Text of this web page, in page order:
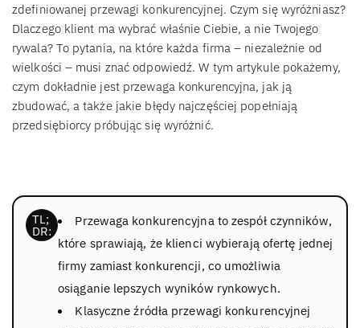
zdefiniowanej przewagi konkurencyjnej. Czym się wyróżniasz?
Dlaczego klient ma wybrać właśnie Ciebie, a nie Twojego
rywala? To pytania, na które każda firma – niezależnie od
wielkości – musi znać odpowiedź. W tym artykule pokażemy,
czym dokładnie jest przewaga konkurencyjna, jak ją
zbudować, a także jakie błędy najczęściej popełniają
przedsiębiorcy próbując się wyróżnić.
Przewaga konkurencyjna to zespół czynników,
które sprawiają, że klienci wybierają ofertę jednej
firmy zamiast konkurencji, co umożliwia
osiąganie lepszych wyników rynkowych.
Klasyczne źródła przewagi konkurencyjnej